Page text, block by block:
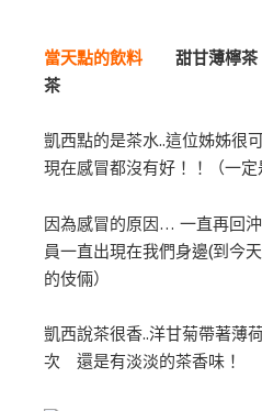
當天點的飲料
甜甘薄檸
茶
凱西點的是茶水..這位姊姊很
現在感冒都沒有好！！（一定
因為感冒的原因… 一直再回
員一直出現在我們身邊(到今
的伎倆）
凱西說茶很香..洋甘菊帶著薄
次 還是有淡淡的茶香味！